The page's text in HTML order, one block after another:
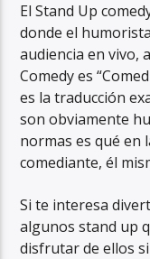
El Stand Up
donde el
audiencia en vivo,
Comedy es
es la traducción
son obviamente
normas es qué en
comediante, él
Si te interesa
algunos stand up
disfrutar de ellos